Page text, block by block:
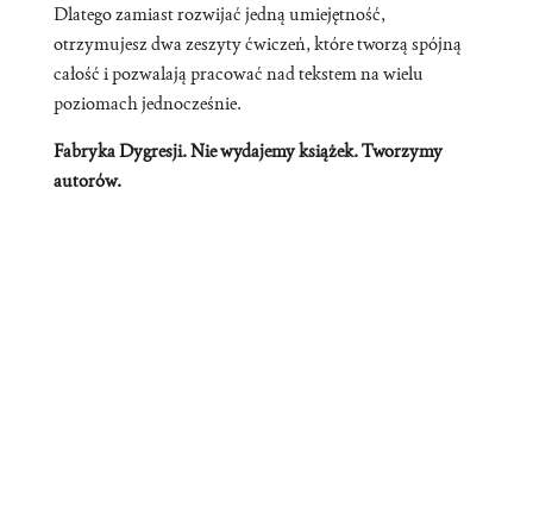
Dlatego zamiast rozwijać jedną umiejętność,
otrzymujesz dwa zeszyty ćwiczeń, które tworzą spójną
całość i pozwalają pracować nad tekstem na wielu
poziomach jednocześnie.
Fabryka Dygresji. Nie wydajemy książek. Tworzymy
autorów.